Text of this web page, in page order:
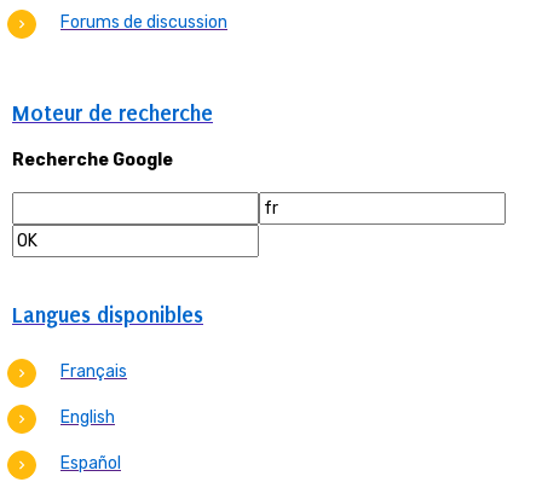
Forums de discussion
Moteur de recherche
Recherche Google
Langues disponibles
Français
English
Español